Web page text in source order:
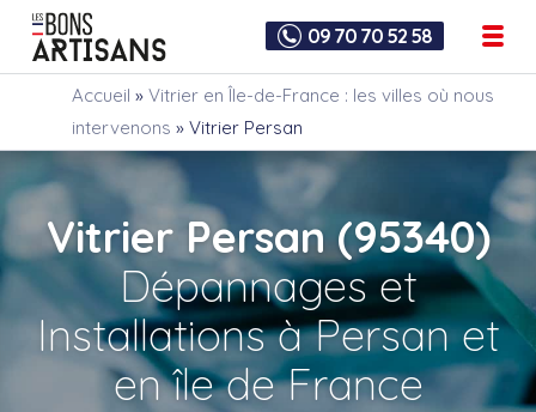
09 70 70 52 58
Accueil » Vitrier en Île-de-France : les villes où nous
intervenons » Vitrier Persan
Vitrier Persan (95340)
Dépannages et
Installations à Persan et
en île de France